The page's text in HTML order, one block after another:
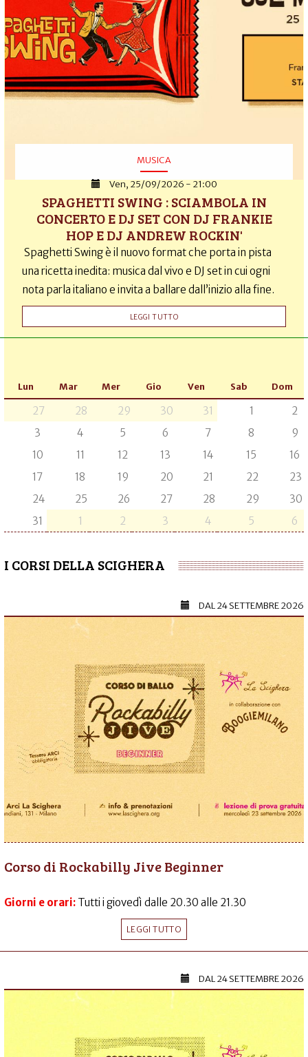
MUSICA
Ven, 25/09/2026 - 21:00
SPAGHETTI SWING : SCIAMBOLA IN
CONCERTO E DJ SET CON DJ FRANKIE
HOP E DJ ANDREW ROCKIN'
Spaghetti Swing è il nuovo format che porta in pista
una ricetta inedita: musica dal vivo e DJ set in cui ogni
nota parla italiano e invita a ballare dall’inizio alla fine.
LEGGI TUTTO
Lun Mar Mer Gio Ven Sab Dom
27 28 29 30 31 1
2
3
4 5 6 7 8
9
10
11 12 13 14 15
16
17
18 19 20 21 22
23
24
25 26 27 28 29
30
31
1 2 3 4 5 6
I CORSI DELLA SCIGHERA
DAL24 SETTEMBRE 2026
Corso di Rockabilly Jive Beginner
Giorni e orari: Tutti i giovedì dalle 20.30 alle 21.30
LEGGI TUTTO
DAL24 SETTEMBRE 2026